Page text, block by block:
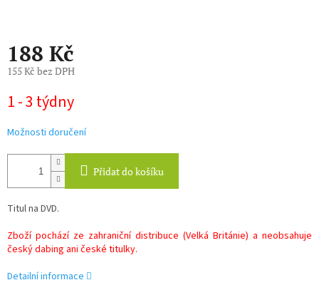
188 Kč
155 Kč bez DPH
cena:
1 - 3 týdny
Možnosti doručení
Přidat do košíku
Titul na DVD.
Zboží pochází ze zahraniční distribuce (Velká Británie) a neobsahuje
český dabing ani české titulky.
Detailní informace